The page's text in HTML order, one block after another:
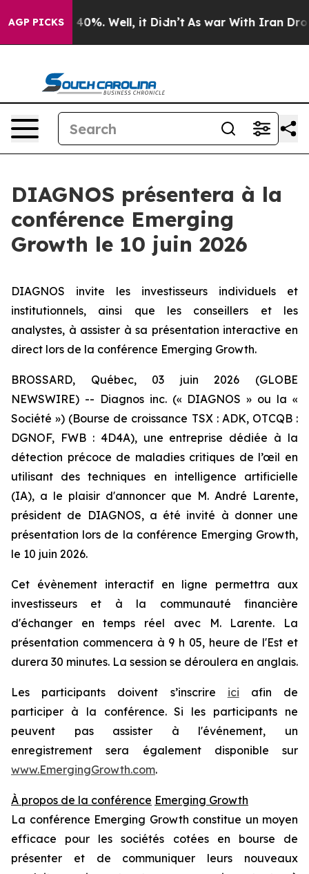
AGP PICKS
Around 40%. Well, it Didn’t As war With Iran Drove
DIAGNOS présentera à la
conférence Emerging
Growth le 10 juin 2026
DIAGNOS invite les investisseurs individuels et
institutionnels, ainsi que les conseillers et les
analystes, à assister à sa présentation interactive en
direct lors de la conférence Emerging Growth.
BROSSARD, Québec, 03 juin 2026 (GLOBE
NEWSWIRE) -- Diagnos inc. (« DIAGNOS » ou la «
Société ») (Bourse de croissance TSX : ADK, OTCQB :
DGNOF, FWB : 4D4A), une entreprise dédiée à la
détection précoce de maladies critiques de l’œil en
utilisant des techniques en intelligence artificielle
(IA), a le plaisir d'annoncer que M. André Larente,
président de DIAGNOS, a été invité à donner une
présentation lors de la conférence Emerging Growth,
le 10 juin 2026.
Cet évènement interactif en ligne permettra aux
investisseurs et à la communauté financière
d'échanger en temps réel avec M. Larente. La
présentation commencera à 9 h 05, heure de l'Est et
durera 30 minutes. La session se déroulera en anglais.
Les participants doivent s’inscrire ici afin de
participer à la conférence. Si les participants ne
peuvent pas assister à l'événement, un
enregistrement sera également disponible sur
www.EmergingGrowth.com.
À propos de la conférence Emerging Growth
La conférence Emerging Growth constitue un moyen
efficace pour les sociétés cotées en bourse de
présenter et de communiquer leurs nouveaux